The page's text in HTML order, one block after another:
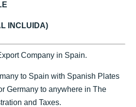
INCLUIDA)
Company in Spain.
to Spain with Spanish Plates
Germany to anywhere in The
and Taxes.